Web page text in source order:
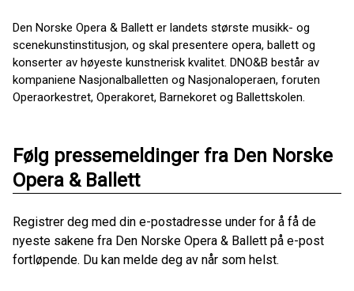
Den Norske Opera & Ballett er landets største musikk- og
scenekunstinstitusjon, og skal presentere opera, ballett og
konserter av høyeste kunstnerisk kvalitet. DNO&B består av
kompaniene Nasjonalballetten og Nasjonaloperaen, foruten
Operaorkestret, Operakoret, Barnekoret og Ballettskolen.
Følg pressemeldinger fra Den Norske
Opera & Ballett
Registrer deg med din e-postadresse under for å få de
nyeste sakene fra Den Norske Opera & Ballett på e-post
fortløpende. Du kan melde deg av når som helst.